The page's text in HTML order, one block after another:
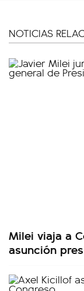
NOTICIAS
Milei viaja a
asunción